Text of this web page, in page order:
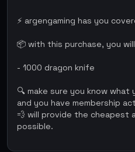
⚡ argengaming has you
📦 with this purchase, you
- 1000 dragon knife
🔍 make sure you know
and you have membership
💨 will provide the cheapest
possible.